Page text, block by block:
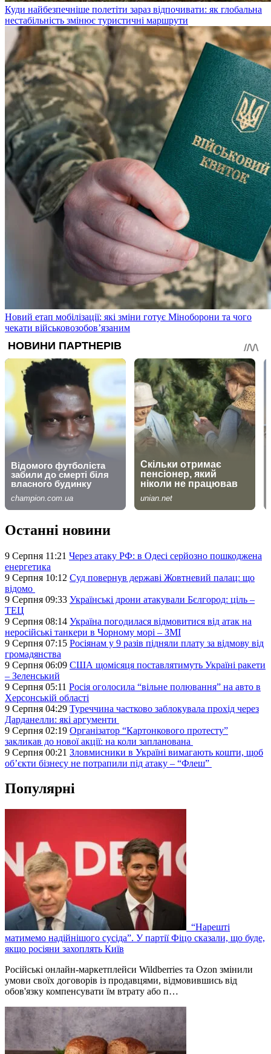
Куди найбезпечніше полетіти зараз відпочивати: як глобальна
нестабільність змінює туристичні маршрути
Новий етап мобілізації: які зміни готує Міноборони та чого
чекати військовозобов’язаним
Останні новини
9 Серпня 11:21 Через атаку РФ: в Одесі серйозно пошкоджена
енергетика
9 Серпня 10:12 Суд повернув державі Жовтневий палац: що
відомо
9 Серпня 09:33 Українські дрони атакували Бєлгород: ціль –
ТЕЦ
9 Серпня 08:14 Україна погодилася відмовитися від атак на
неросійські танкери в Чорному морі – ЗМІ
9 Серпня 07:15 Росіянам у 9 разів підняли плату за відмову від
громадянства
9 Серпня 06:09 США щомісяця поставлятимуть Україні ракети
– Зеленський
9 Серпня 05:11 Росія оголосила “вільне полювання” на авто в
Херсонській області
9 Серпня 04:29 Туреччина частково заблокувала прохід через
Дарданелли: які аргументи
9 Серпня 02:19 Організатор “Картонкового протесту”
закликав до нової акції: на коли запланована
9 Серпня 00:21 Зловмисники в Україні вимагають кошти, щоб
об’єкти бізнесу не потрапили під атаку – “Флеш”
Популярні
“Нарешті
матимемо надійнішого сусіда”. У партії Фіцо сказали, що буде,
якщо росіяни захоплять Київ
Російські онлайн-маркетплейси Wildberries та Ozon змінили
умови своїх договорів із продавцями, відмовившись від
обов'язку компенсувати їм втрату або п…